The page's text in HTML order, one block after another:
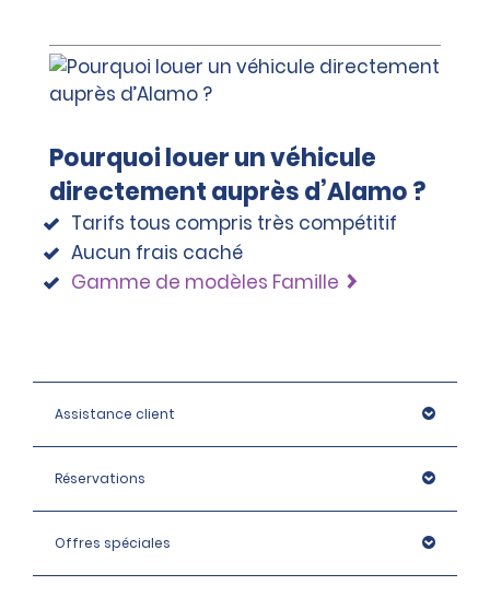
Pourquoi louer un véhicule
directement auprès d’Alamo ?
Tarifs tous compris très compétitif
Aucun frais caché
Gamme de modèles Famille
Assistance client
Réservations
Offres spéciales